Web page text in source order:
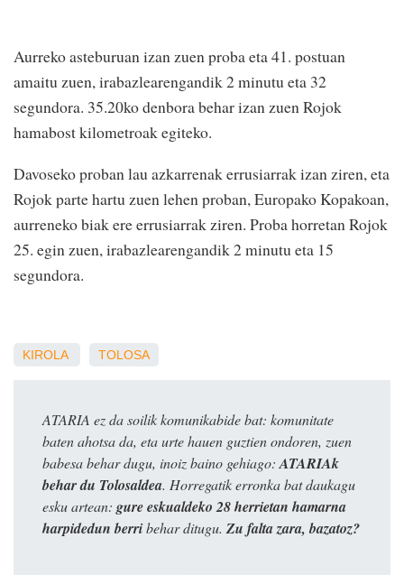
Aurreko asteburuan izan zuen proba eta 41. postuan
amaitu zuen, irabazlearengandik 2 minutu eta 32
segundora. 35.20ko denbora behar izan zuen Rojok
hamabost kilometroak egiteko.
Davoseko proban lau azkarrenak errusiarrak izan ziren, eta
Rojok parte hartu zuen lehen proban, Europako Kopakoan,
aurreneko biak ere errusiarrak ziren. Proba horretan Rojok
25. egin zuen, irabazlearengandik 2 minutu eta 15
segundora.
KIROLA TOLOSA
ATARIA ez da soilik komunikabide bat: komunitate
baten ahotsa da, eta urte hauen guztien ondoren, zuen
babesa behar dugu, inoiz baino gehiago: ATARIAk
behar du Tolosaldea. Horregatik erronka bat daukagu
esku artean: gure eskualdeko 28 herrietan hamarna
harpidedun berribehar ditugu. Zu falta zara, bazatoz?